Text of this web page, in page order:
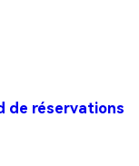
de réservations